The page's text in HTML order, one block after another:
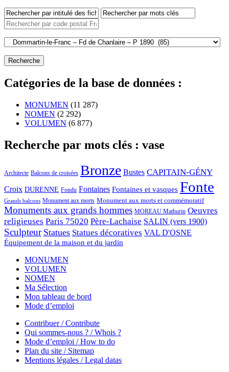
Catégories de la base de données :
MONUMEN (11 287)
NOMEN (2 292)
VOLUMEN (6 877)
Recherche par mots clés : vase
Architecte Balcons de croisées Bronze Bustes CAPITAIN-GÉNY
Croix DURENNE Fondu Fontaines Fontaines et vasques Fonte
Grands balcons Monument aux morts Monument aux morts et commémoratif
Monuments aux grands hommes MOREAU Mathurin Oeuvres
religieuses Paris 75020 Père-Lachaise SALIN (vers 1900)
Sculpteur Statues Statues décoratives VAL D'OSNE
Équipement de la maison et du jardin
MONUMEN
VOLUMEN
NOMEN
Ma Sélection
Mon tableau de bord
Mode d’emploi
Contribuer / Contribute
Qui sommes-nous ? / Whois ?
Mode d’emploi / How to do
Plan du site / Sitemap
Mentions légales / Legal datas